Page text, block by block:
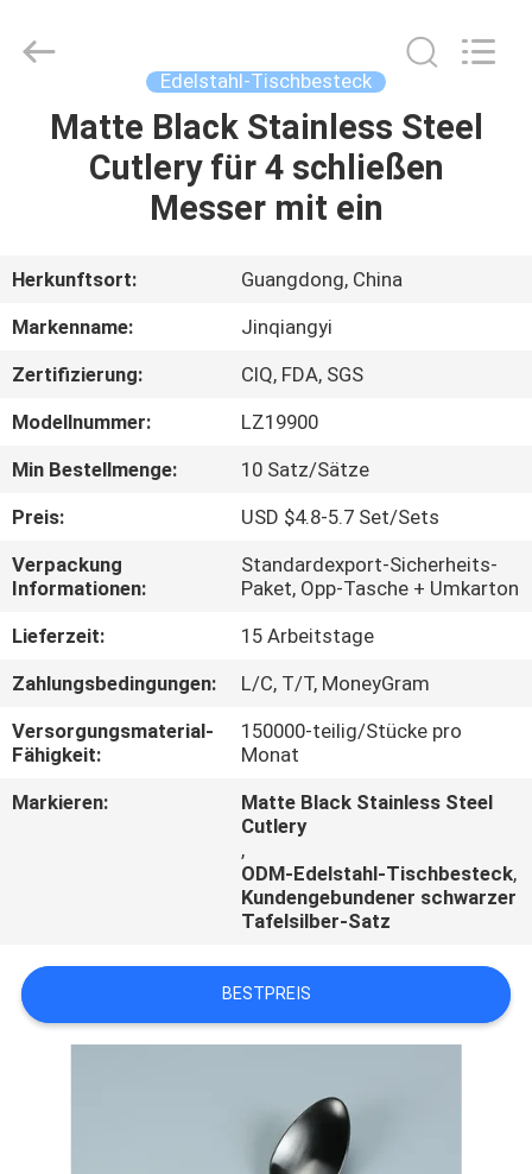
HAUS
PRODUKTE
ÜBER
UNS
FABRIK-
AUSFLUG
QUALITÄTSKONTROLLE
TRETEN
SIE
MIT
IN
VERBINDUNG
Copyright
ceramicdinnerwareset.com.
Edelstahl-Tischbesteck
Matte Black Stainless Steel
Cutlery für 4 schließen
Messer mit ein
Herkunftsort:
Guangdong, China
Markenname:
Jinqiangyi
Zertifizierung:
CIQ, FDA, SGS
Modellnummer:
LZ19900
Min Bestellmenge:
10 Satz/Sätze
Preis:
USD $4.8-5.7 Set/Sets
Verpackung
Informationen:
Standardexport-Sicherheits-
Paket, Opp-Tasche + Umkarton
Lieferzeit:
15 Arbeitstage
Zahlungsbedingungen:
L/C, T/T, MoneyGram
Versorgungsmaterial-
Fähigkeit:
150000-teilig/Stücke pro
Monat
Markieren:
Matte Black Stainless Steel
Cutlery
,
ODM-Edelstahl-Tischbesteck,
Kundengebundener schwarzer
Tafelsilber-Satz
BESTPREIS